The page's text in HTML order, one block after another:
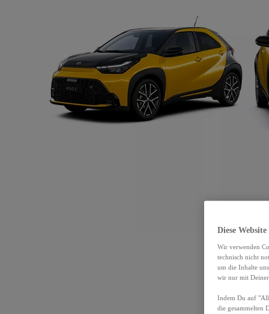
Diese
Wir verwenden
technisch nicht
um die Inhalte
wir nur mit
Indem Du auf
die gesammelten